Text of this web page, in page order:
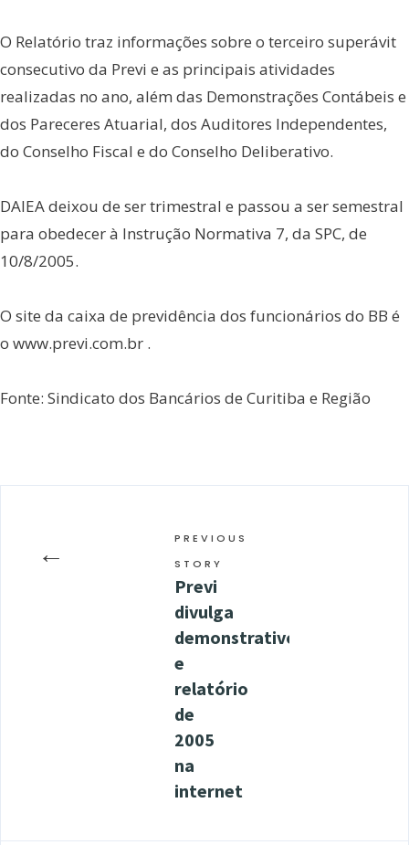
O Relatório traz informações sobre o terceiro superávit
consecutivo da Previ e as principais atividades
realizadas no ano, além das Demonstrações Contábeis e
dos Pareceres Atuarial, dos Auditores Independentes,
do Conselho Fiscal e do Conselho Deliberativo.
DAIEA deixou de ser trimestral e passou a ser semestral
para obedecer à Instrução Normativa 7, da SPC, de
10/8/2005.
O site da caixa de previdência dos funcionários do BB é
o www.previ.com.br .
Fonte: Sindicato dos Bancários de Curitiba e Região
←
PREVIOUS
STORY
Previ
divulga
demonstrativo
e
relatório
de
2005
na
internet